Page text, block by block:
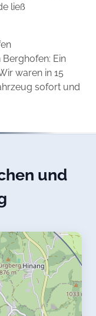
ließ
Ein
waren in 15
sofort und
und